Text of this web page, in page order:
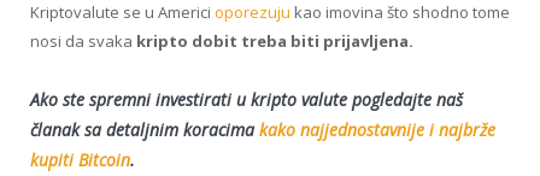
Kriptovalute se u Americi oporezuju kao imovina što shodno tome
nosi da svaka kripto dobit treba biti prijavljena.
Ako ste spremni investirati u kripto valute pogledajte naš
članak sa detaljnim koracima kako najjednostavnije i najbrže
kupiti Bitcoin.